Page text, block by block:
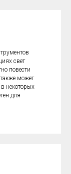
свет
повести
может
некоторых
для